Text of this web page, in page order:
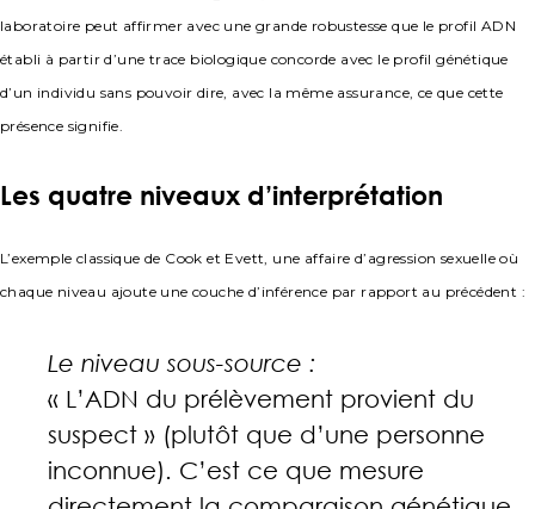
laboratoire peut affirmer avec une grande robustesse que le profil ADN
établi à partir d’une trace biologique concorde avec le profil génétique
d’un individu sans pouvoir dire, avec la même assurance, ce que cette
présence signifie.
Les quatre niveaux d’interprétation
L’exemple classique de Cook et Evett, une affaire d’agression sexuelle où
chaque niveau ajoute une couche d’inférence par rapport au précédent :
Le niveau sous-source :
« L’ADN du prélèvement provient du
suspect » (plutôt que d’une personne
inconnue). C’est ce que mesure